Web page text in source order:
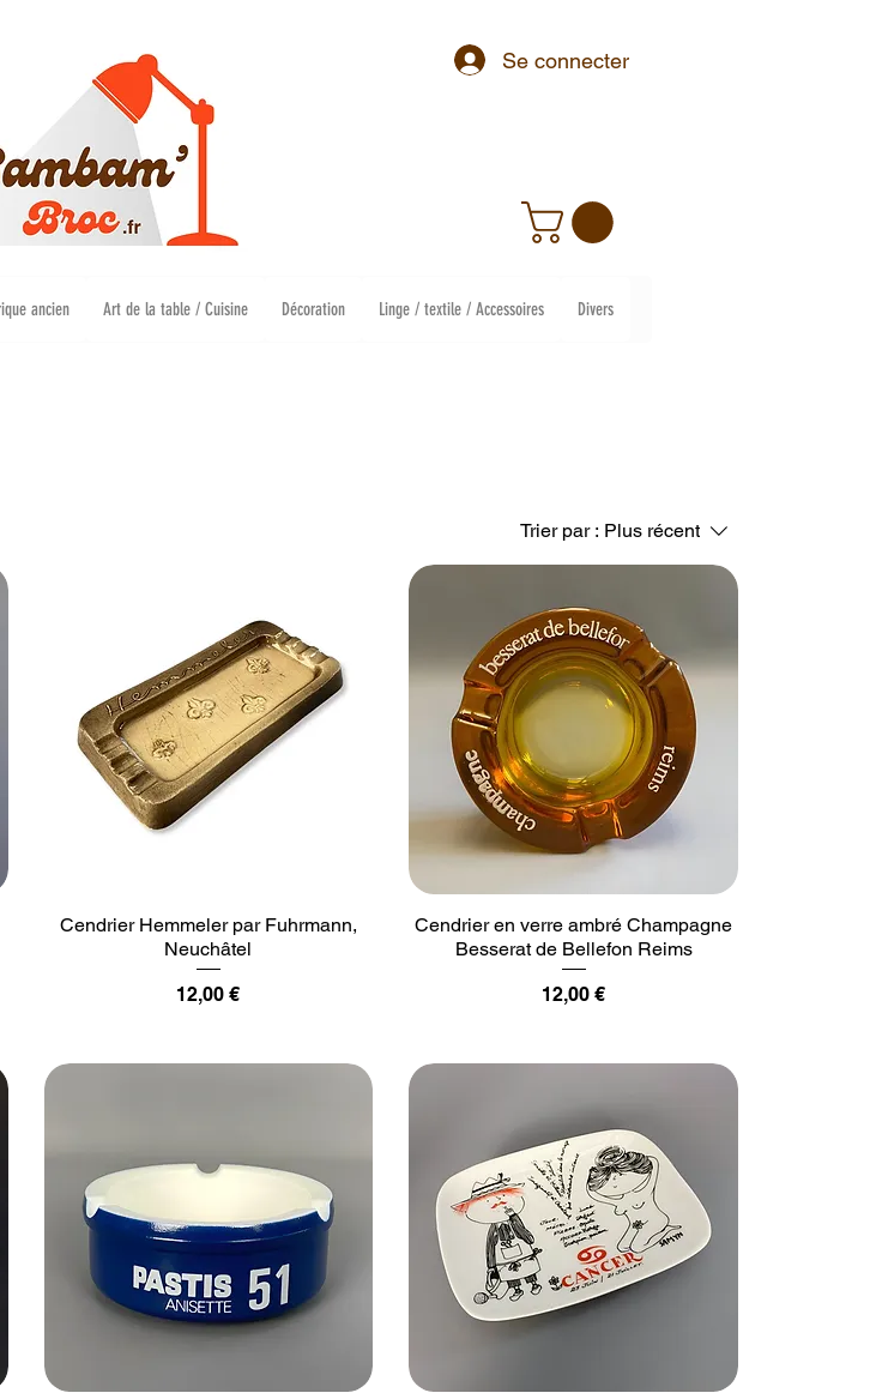
Se connecter
ancien Art de la table / Cuisine Décoration Linge / textile / Accessoires Divers
Trier par : Plus récent
Cendrier Hemmeler par Fuhrmann,
Neuchâtel
Prix
12,00 €
Cendrier en verre ambré Champagne
Besserat de Bellefon Reims
Prix
12,00 €